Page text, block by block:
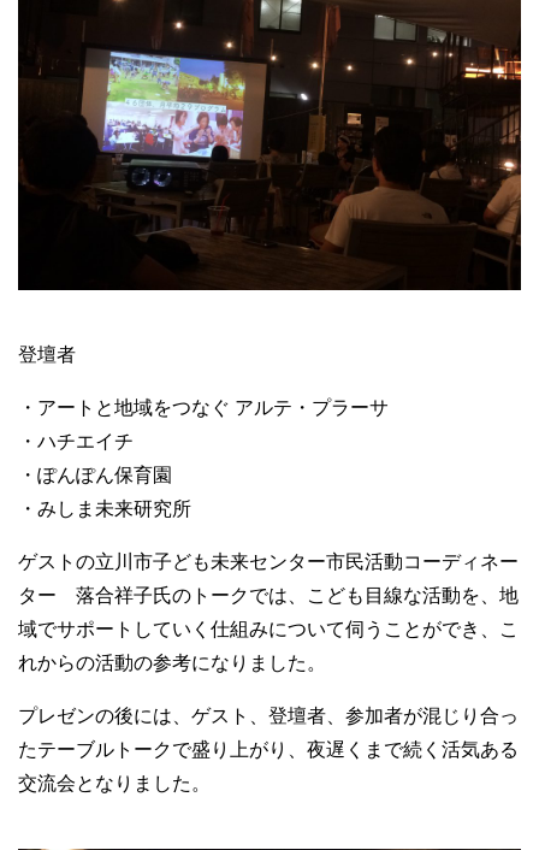
登壇者
・アートと地域をつなぐ アルテ・プラーサ
・ハチエイチ
・ぽんぽん保育園
・みしま未来研究所
ゲストの立川市子ども未来センター市民活動コーディネー
ター 落合祥子氏のトークでは、こども目線な活動を、地
域でサポートしていく仕組みについて伺うことができ、こ
れからの活動の参考になりました。
プレゼンの後には、ゲスト、登壇者、参加者が混じり合っ
たテーブルトークで盛り上がり、夜遅くまで続く活気ある
交流会となりました。